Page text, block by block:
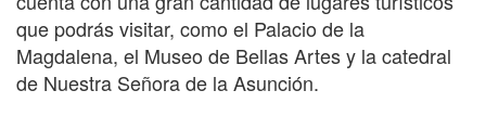
que podrás visitar, como el Palacio de la
Magdalena, el Museo de Bellas Artes y la catedral
de Nuestra Señora de la Asunción.